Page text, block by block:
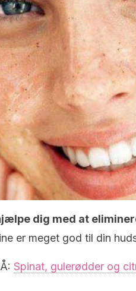
dig med at
er meget god til din
Spinat, gulerødder og